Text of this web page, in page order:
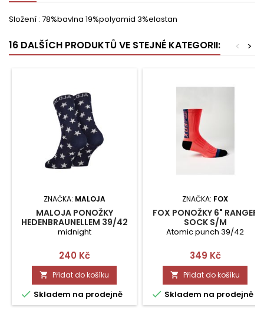
Složení : 78%bavlna 19%polyamid 3%elastan
16 DALŠÍCH PRODUKTŮ VE STEJNÉ KATEGORII: >
<
ZNAČKA: MALOJA
MALOJA PONOŽKY
HEDENBRAUNELLEM 39/42
midnight
Cena
240 Kč
 Přidat do košíku
 Skladem na prodejně
ZNAČKA: FOX
FOX PONOŽKY 6" RANGER
SOCK S/M
Atomic punch 39/42
Cena
349 Kč
 Přidat do košíku
 Skladem na prodejně